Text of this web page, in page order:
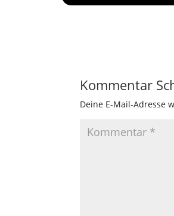
Kommentar
Deine E-Mail-Adresse